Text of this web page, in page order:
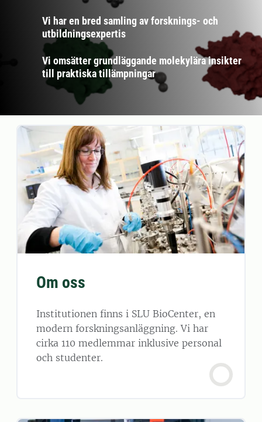
Vi har en bred samling av forsknings- och
utbildningsexpertis
Vi omsätter grundläggande molekylära insikter
till praktiska tillämpningar
Om oss
Institutionen finns i SLU BioCenter, en
modern forskningsanläggning. Vi har
cirka 110 medlemmar inklusive personal
och studenter.